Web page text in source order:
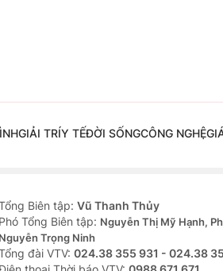
GIẢI TRÍY TẾĐỜI SỐNGCÔNG NGHỆ
Biên tập: Vũ Thanh Thủy
Phó Tổng Biên tập: Nguyễn Thị Mỹ Hạnh,
Nguyễn Trọng Ninh
đài VTV: 024.38 355 931 - 024.38